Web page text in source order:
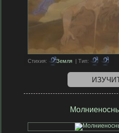
Стихия: Земля | Тип: